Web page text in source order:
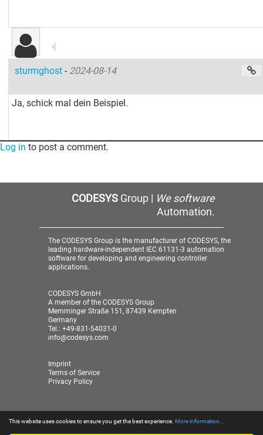
This website uses cookies to ensure you get the best experience. More information...
sturmghost- 2024-08-14
Ja, schick mal dein Beispiel.
Log in to post a comment.
CODESYSGroup | We software
Automation.
The CODESYS Group is the manufacturer of CODESYS, the
leading hardware-independent IEC 61131-3 automation
software for developing and engineering controller
applications.
CODESYS GmbH
A member of the CODESYS Group
Memminger Straße 151, 87439 Kempten
Germany
Tel.: +49-831-54031-0
info@codesys.com
Imprint
Terms of Service
Privacy Policy
© 2026 CODESYS GmbH| A member of the CODESYS